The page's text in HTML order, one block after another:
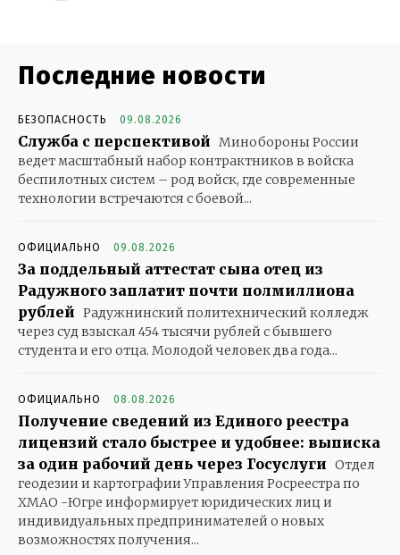
Последние новости
БЕЗОПАСНОСТЬ 09.08.2026
Служба с перспективой Минобороны России
ведет масштабный набор контрактников в войска
беспилотных систем – род войск, где современные
технологии встречаются с боевой...
ОФИЦИАЛЬНО 09.08.2026
За поддельный аттестат сына отец из
Радужного заплатит почти полмиллиона
рублей Радужнинский политехнический колледж
через суд взыскал 454 тысячи рублей с бывшего
студента и его отца. Молодой человек два года...
ОФИЦИАЛЬНО 08.08.2026
Получение сведений из Единого реестра
лицензий стало быстрее и удобнее: выписка
за один рабочий день через Госуслуги Отдел
геодезии и картографии Управления Росреестра по
ХМАО -Югре информирует юридических лиц и
индивидуальных предпринимателей о новых
возможностях получения...